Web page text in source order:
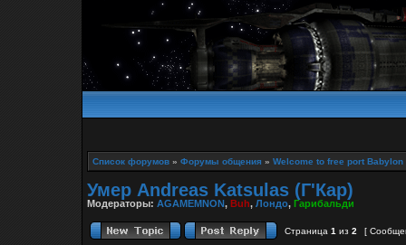
Список форумов » Форумы общения » Welcome to free port Babylon
Умер Andreas Katsulas (Г'Кар)
Модераторы: AGAMEMNON, Buh, Лондо, Гарибальди
Страница 1 из 2
[